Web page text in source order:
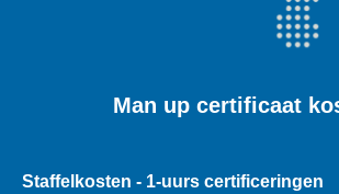
Man up certificaat
Staffelkosten - 1-uurs certificeringen